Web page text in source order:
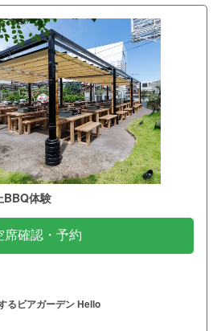
BBQ体験
席確認・予約
るビアガーデン Hello